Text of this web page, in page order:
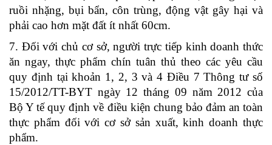
ruồi nhặng, bụi bẩn, côn trùng, động vật gây hại và
phải cao hơn mặt đất ít nhất 60cm.
7. Đối với chủ cơ sở, người trực tiếp kinh doanh thức
ăn ngay, thực phẩm chín tuân thủ theo các yêu cầu
quy định tạikhoản 1, 2, 3 và 4 Điều 7 Thông tư số
15/2012/TT-BYT ngày 12 tháng 09 năm 2012 của
Bộ Y tế quy định về điều kiện chung bảo đảm an toàn
thực phẩm đối với cơ sở sản xuất, kinh doanh thực
phẩm.